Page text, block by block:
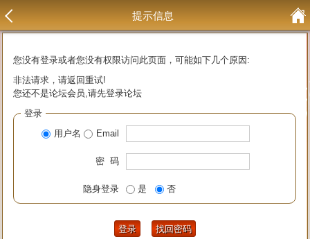
提示信息
您没有登录或者您没有权限访问此页面，可能如下几个原因:
非法请求，请返回重试!
您还不是论坛会员,请先登录论坛
登录
用户名
Email
密 码
隐身登录 是 否